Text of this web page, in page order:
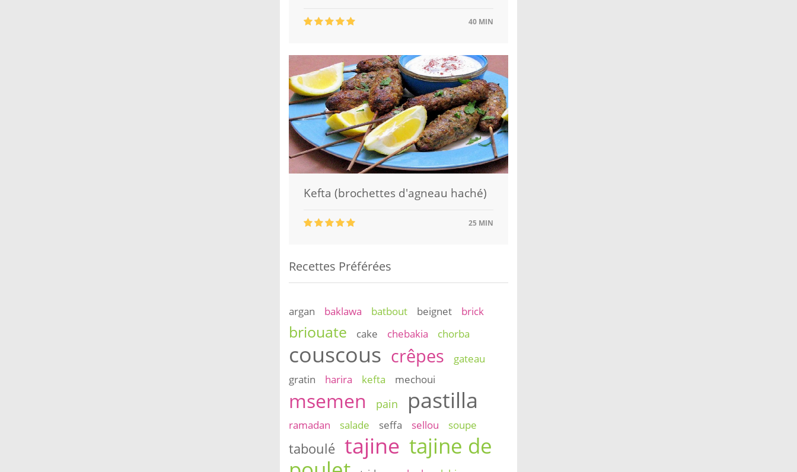
40 MIN
Kefta (brochettes d'agneau haché)
25 MIN
Recettes Préférées
argan baklawa batbout beignet brick
briouate cake chebakia chorba
couscous crêpes
gateau
gratin
harira kefta mechoui
msemen pain pastilla
ramadan salade seffa sellou soupe
taboulé tajine tajine de